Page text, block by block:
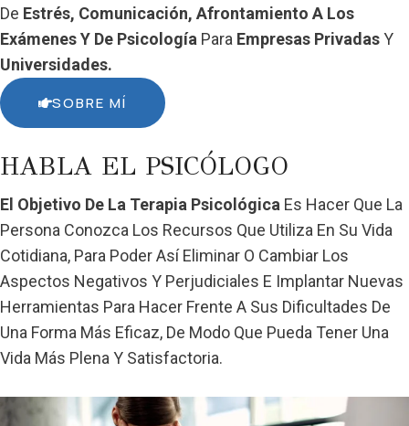
De Estrés, Comunicación, Afrontamiento A Los
ExámenesY De Psicología Para Empresas PrivadasY
Universidades.
SOBRE MÍ
HABLA EL PSICÓLOGO
El Objetivo De La Terapia Psicológica Es Hacer Que La
Persona Conozca Los Recursos Que Utiliza En Su Vida
Cotidiana, Para Poder Así Eliminar O Cambiar Los
Aspectos Negativos Y Perjudiciales E Implantar Nuevas
Herramientas Para Hacer Frente A Sus Dificultades De
Una Forma Más Eficaz, De Modo Que Pueda Tener Una
Vida Más Plena Y Satisfactoria.